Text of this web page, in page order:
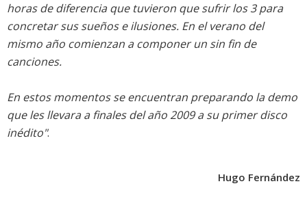
horas de diferencia que tuvieron que sufrir los 3 para
concretar sus sueños e ilusiones. En el verano del
mismo año comienzan a componer un sin fin de
canciones.
En estos momentos se encuentran preparando la demo
que les llevara a finales del año 2009 a su primer disco
inédito".
Hugo Fernández